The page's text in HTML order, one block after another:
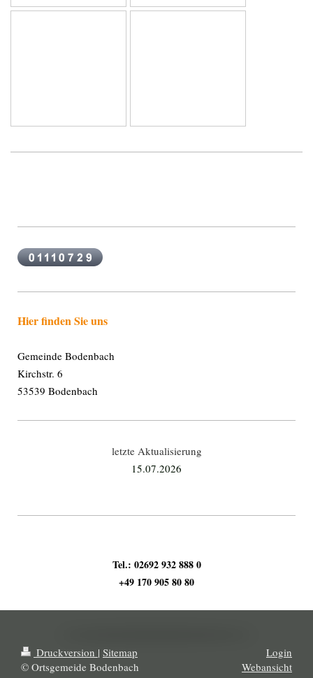
Hier finden Sie uns
Gemeinde Bodenbach
Kirchstr. 6
53539 Bodenbach
letzte Aktualisierung
15.07.2026
Tel.: 02692 932 888 0
+49 170 905 80 80
Druckversion | Sitemap
© Ortsgemeide Bodenbach
Login
Webansicht